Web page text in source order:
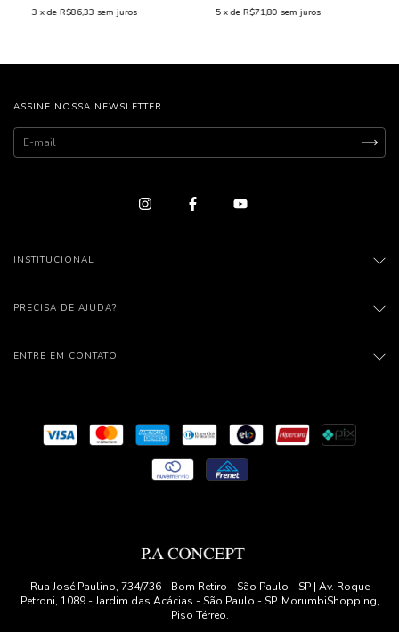
3 x de R$86,33 sem juros 5 x de R$71,80 sem juros
ASSINE NOSSA NEWSLETTER
INSTITUCIONAL
PRECISA DE AJUDA?
ENTRE EM CONTATO
Rua José Paulino, 734/736 - Bom Retiro - São Paulo - SP | Av. Roque
Petroni, 1089 - Jardim das Acácias - São Paulo - SP. MorumbiShopping,
Piso Térreo.